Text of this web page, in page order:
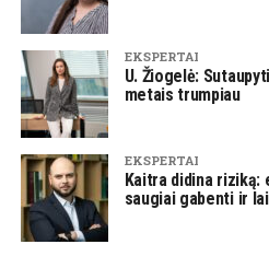
EKSPERTAI
U. Žiogelė:
metais trumpiau
EKSPERTAI
Kaitra didina
saugiai gabenti ir